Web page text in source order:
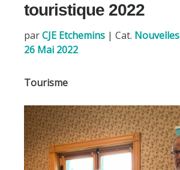
touristique 2022
parCJE Etchemins | Cat. Nouvelles
26 Mai 2022
Tourisme